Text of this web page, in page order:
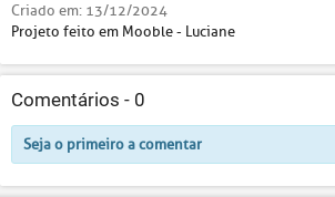
Criado em: 13/12/2024
Projeto feito em Mooble - Luciane
Comentários - 0
Seja o primeiro a comentar